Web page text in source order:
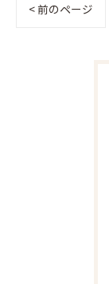
< 前のページ